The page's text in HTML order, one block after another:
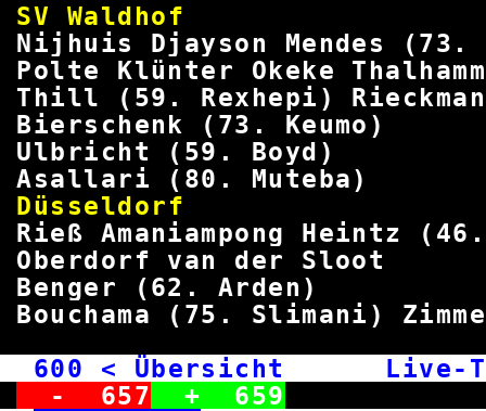
SV
Nijhuis Djayson Mendes
Polte Klünter Okeke
Thill (59. Rexhepi)
Bierschenk (73.
Ulbricht (59.
Asallari (80.
Rieß Amaniampong Heintz
Oberdorf van
Benger (62.
Bouchama (75. Slimani)
600 < Übersicht Live-
- 657 + 659